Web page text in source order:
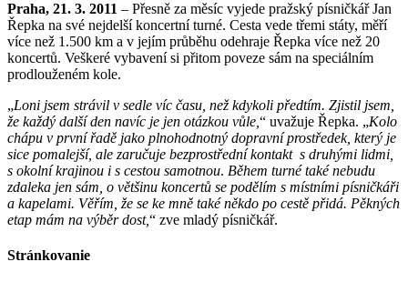
Praha, 21. 3. 2011 – Přesně za měsíc vyjede pražský písničkář Jan
Řepka na své nejdelší koncertní turné. Cesta vede třemi státy, měří
více než 1.500 km a v jejím průběhu odehraje Řepka více než 20
koncertů. Veškeré vybavení si přitom poveze sám na speciálním
prodlouženém kole.
„Loni jsem strávil v sedle víc času, než kdykoli předtím. Zjistil jsem,
že každý další den navíc je jen otázkou vůle, “ uvažuje Řepka. „Kolo
chápu v první řadě jako plnohodnotný dopravní prostředek, který je
sice pomalejší, ale zaručuje bezprostřední kontakt s druhými lidmi,
s okolní krajinou i s cestou samotnou. Během turné také nebudu
zdaleka jen sám, o většinu koncertů se podělím s místními písničkáři
a kapelami. Věřím, že se ke mně také někdo po cestě přidá. Pěkných
etap mám na výběr dost,“ zve mladý písničkář.
Stránkovanie